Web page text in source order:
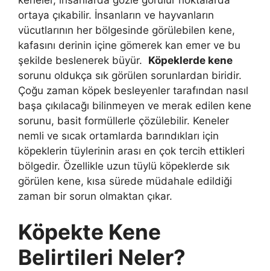
ortaya çıkabilir. İnsanların ve hayvanların
vücutlarının her bölgesinde görülebilen kene,
kafasını derinin içine gömerek kan emer ve bu
şekilde beslenerek büyür. Köpeklerde kene
sorunu oldukça sık görülen sorunlardan biridir.
Çoğu zaman köpek besleyenler tarafından nasıl
başa çıkılacağı bilinmeyen ve merak edilen kene
sorunu, basit formüllerle çözülebilir. Keneler
nemli ve sıcak ortamlarda barındıkları için
köpeklerin tüylerinin arası en çok tercih ettikleri
bölgedir. Özellikle uzun tüylü köpeklerde sık
görülen kene, kısa sürede müdahale edildiği
zaman bir sorun olmaktan çıkar.
Köpekte Kene
Belirtileri Neler?